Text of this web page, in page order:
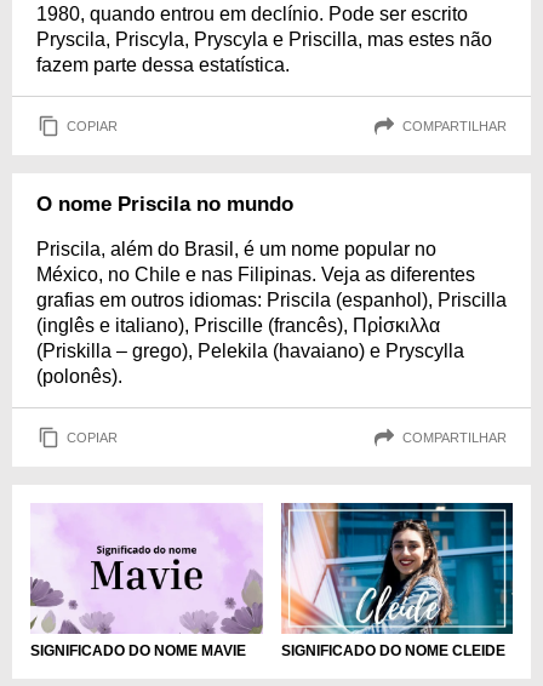
1980, quando entrou em declínio. Pode ser escrito
Pryscila, Priscyla, Pryscyla e Priscilla, mas estes não
fazem parte dessa estatística.
COPIAR COMPARTILHAR
O nome Priscila no mundo
Priscila, além do Brasil, é um nome popular no
México, no Chile e nas Filipinas. Veja as diferentes
grafias em outros idiomas: Priscila (espanhol), Priscilla
(inglês e italiano), Priscille (francês), Πρἰσκιλλα
(Priskilla – grego), Pelekila (havaiano) e Pryscylla
(polonês).
COPIAR COMPARTILHAR
SIGNIFICADO DO NOME MAVIE SIGNIFICADO DO NOME CLEIDE